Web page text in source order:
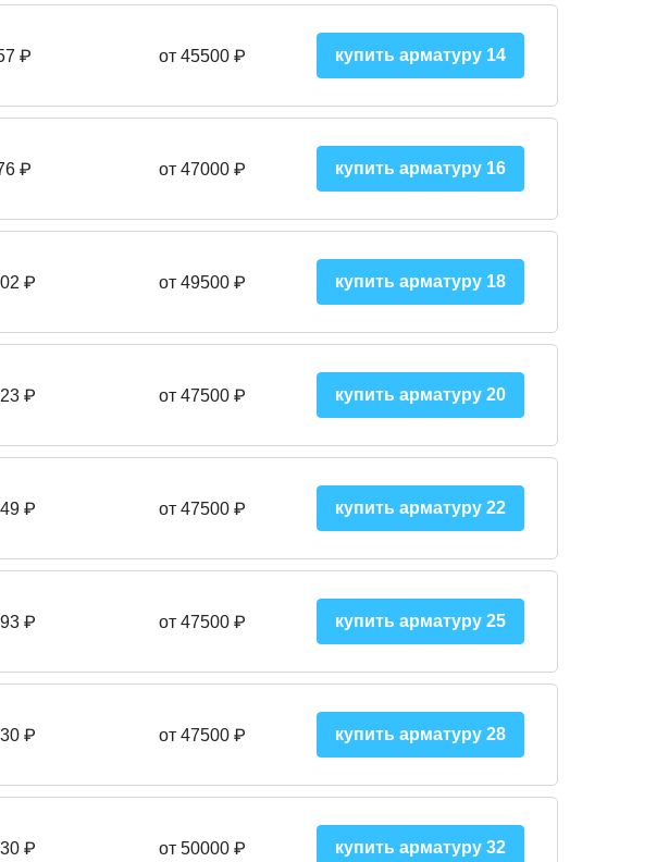
₽ от 45500₽ купить арматуру 14
₽ от 47000 ₽ купить арматуру 16
₽ от 49500 ₽ купить арматуру 18
₽ от 47500 ₽ купить арматуру 20
₽ от 47500 ₽ купить арматуру 22
₽ от 47500₽ купить арматуру 25
₽ от 47500₽ купить арматуру 28
₽ от 50000₽ купить арматуру 32